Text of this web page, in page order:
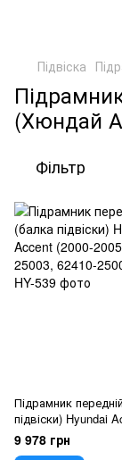
Підвіска
(Хюндай
Фільтр
Підрамник
підвіски) Hyundai
2005), 62405-25003,
25003
9 978 грн